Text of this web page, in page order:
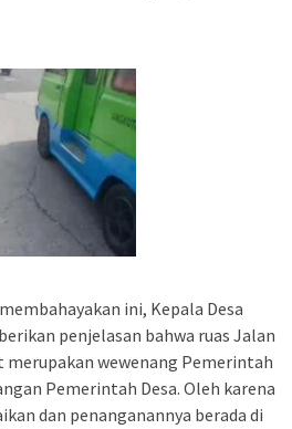
ini, Kepala Desa
penjelasan bahwa ruas Jalan
wewenang Pemerintah
Pemerintah Desa. Oleh karena
dan penanganannya berada di